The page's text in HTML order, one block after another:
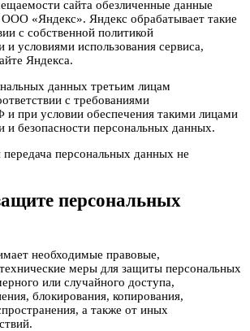
сайта обезличенные данные
ООО «Яндекс». Яндекс обрабатывает такие
с собственной политикой
и условиями использования сервиса,
Яндекса.
данных третьим лицам
с требованиями
и при условии обеспечения такими лицами
и безопасности персональных данных.
передача персональных данных не
персональных
необходимые правовые,
меры для защиты персональных
или случайного доступа,
блокирования, копирования,
а также от иных